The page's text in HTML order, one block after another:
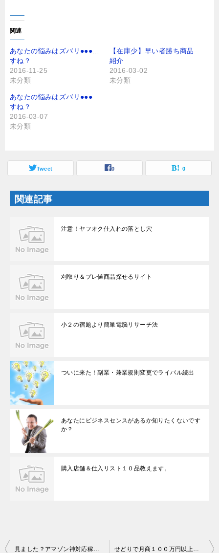
し
て
T
i
t
t
e
r
で
共
(
新
し
い
ウ
ィ
ン
き
す
共
有
る
に
リ
ッ
し
て
し
い
ウ
ン
ド
ウ
で
ま
す
)
関連
あなたの悩みはズバリ●●●で
すね？
2016-11-25
未分類
【在庫少】早い者勝ち商品
紹介
2016-03-02
未分類
あなたの悩みはズバリ●●●で
すね？
2016-03-07
未分類
Tweet 0 0
関連記事
注意！ヤフオク仕入れの落とし穴
刈取り＆プレ値商品探せるサイト
小２の宿題より簡単電脳リサーチ法
ついに来た！副業・兼業規則変更でライバル続出
あなたにビジネスセンスがあるか知りたくないです
か？
購入店舗＆仕入リスト１０品教えます。
投